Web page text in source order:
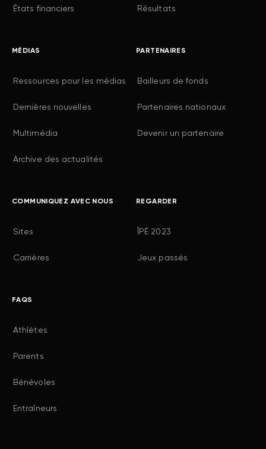
États financiers Résultats
MÉDIAS
Ressources pour les médias
Dernières nouvelles
Multimédia
Archive des actualités
PARTENAIRES
Bailleurs de fonds
Partenaires nationaux
Devenir un partenaire
COMMUNIQUEZ AVEC NOUS
Sites
Carrières
REGARDER
ÎPÉ 2023
Jeux passés
FAQS
Athlètes
Parents
Bénévoles
Entraîneurs